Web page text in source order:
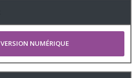
VERSION NUMÉRIQUE